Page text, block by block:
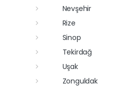
Nevşehir
Rize
Sinop
Tekirdağ
Uşak
Zonguldak